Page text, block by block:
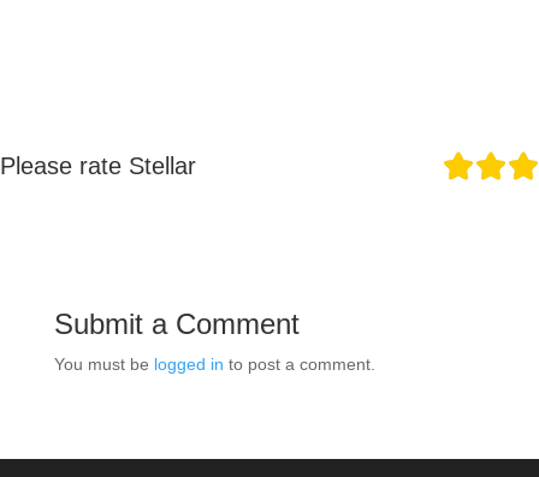
Please rate Stellar
Submit a Comment
You must be logged in to post a comment.